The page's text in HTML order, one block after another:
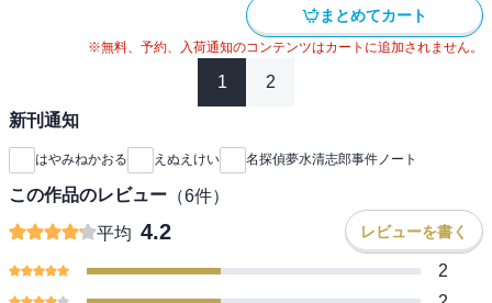
まとめてカート
※無料、予約、入荷通知のコンテンツはカートに追加されません。
1 2
新刊通知
はやみねかおる えぬえけい 名探偵夢水清志郎事件ノート
この作品のレビュー （6件）
平均 4.2 レビューを書く
2